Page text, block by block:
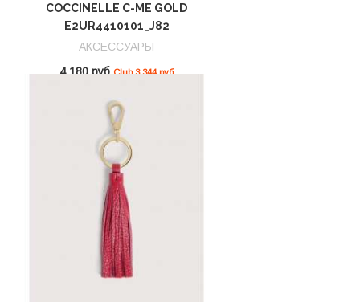
COCCINELLE C-ME GOLD
E2UR4410101_J82
АКСЕССУАРЫ
4 180 рубClub 3 344 руб